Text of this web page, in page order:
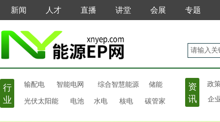
新闻 人才 直播 讲堂 会展 专题
政
光伏太阳能 电池 水电 核电 碳管家
输配电 智能电网 综合智慧能源 储能
资
讯
行
业
企